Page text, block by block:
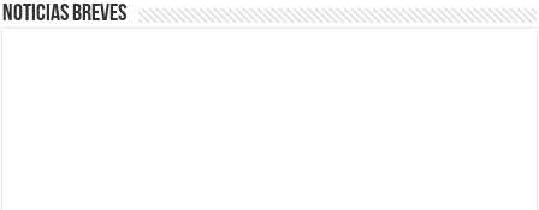
Noticias breves